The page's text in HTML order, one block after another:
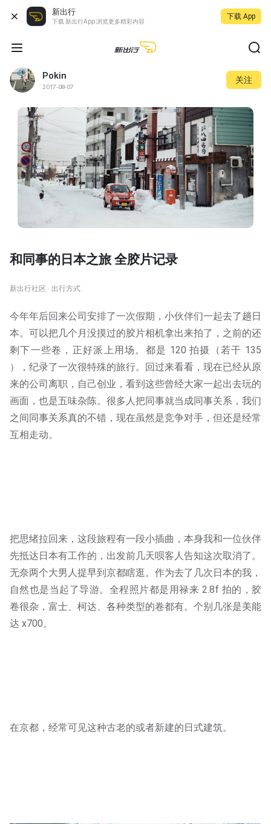
新出行
下载 新出行App 浏览更多精彩内容
下载 App
Pokin
2017-08-07
关注
和同事的日本之旅 全胶片记录
新出行社区 · 出行方式
今年年后回来公司安排了一次假期，小伙伴们一起去了趟日
本。可以把几个月没摸过的胶片相机拿出来拍了，之前的还
剩下一些卷，正好派上用场。都是 120 拍摄（若干 135
），纪录了一次很特殊的旅行。回过来看看，现在已经从原
来的公司离职，自己创业，看到这些曾经大家一起出去玩的
画面，也是五味杂陈。很多人把同事就当成同事关系，我们
之间同事关系真的不错，现在虽然是竞争对手，但还是经常
互相走动。
把思绪拉回来，这段旅程有一段小插曲，本身我和一位伙伴
先抵达日本有工作的，出发前几天呗客人告知这次取消了。
无奈两个大男人提早到京都瞎逛。作为去了几次日本的我，
自然也是当起了导游。全程照片都是用禄来 2.8f 拍的，胶
卷很杂，富士、柯达、各种类型的卷都有。个别几张是美能
达 x700。
在京都，经常可见这种古老的或者新建的日式建筑。